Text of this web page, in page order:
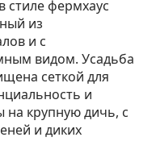
стиле фермхаус
из
и с
видом. Усадьба
сеткой для
и
на крупную дичь, с
и диких